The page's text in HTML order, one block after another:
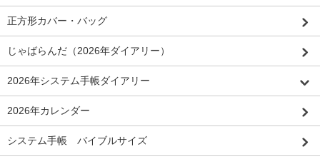
正方形カバー・バッグ
じゃばらんだ（2026年ダイアリー）
2026年システム手帳ダイアリー
2026年カレンダー
システム手帳 バイブルサイズ